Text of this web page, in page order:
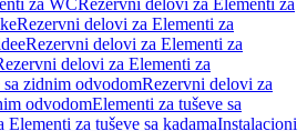
za WCRezervni delovi za Elementi za
Rezervni delovi za Elementi za
Rezervni delovi za Elementi za
delovi za Elementi za
sa zidnim odvodomRezervni delovi za
odvodomElementi za tuševe sa
za tuševe sa kadamaInstalacioni